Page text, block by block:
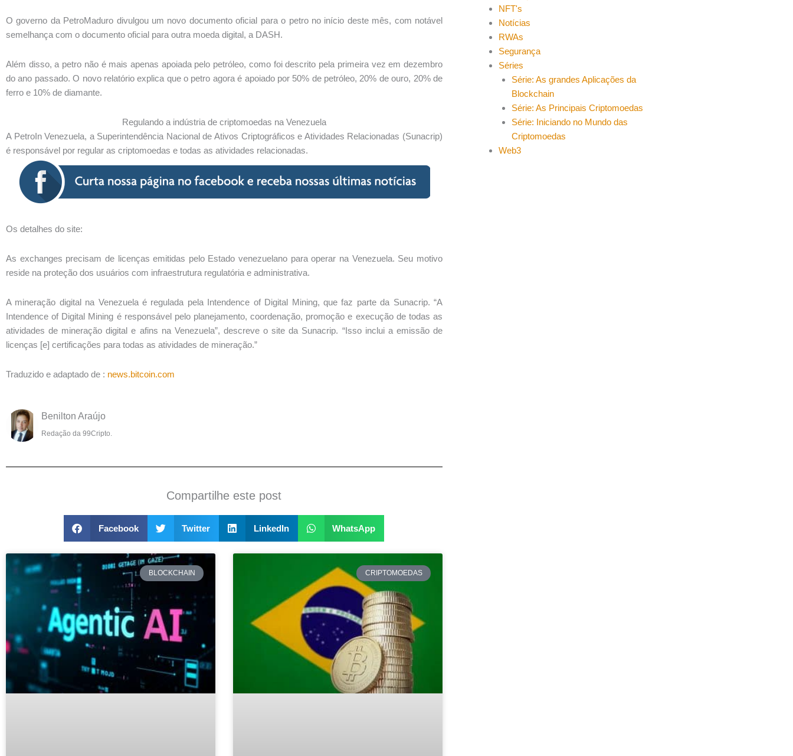
O governo da PetroMaduro divulgou um novo documento oficial para o petro no início deste mês, com notável
semelhança com o documento oficial para outra moeda digital, a DASH.
Além disso, a petro não é mais apenas apoiada pelo petróleo, como foi descrito pela primeira vez em dezembro
do ano passado. O novo relatório explica que o petro agora é apoiado por 50% de petróleo, 20% de ouro, 20% de
ferro e 10% de diamante.
Regulando a indústria de criptomoedas na Venezuela
A PetroIn Venezuela, a Superintendência Nacional de Ativos Criptográficos e Atividades Relacionadas (Sunacrip)
é responsável por regular as criptomoedas e todas as atividades relacionadas.
Os detalhes do site:
As exchanges precisam de licenças emitidas pelo Estado venezuelano para operar na Venezuela. Seu motivo
reside na proteção dos usuários com infraestrutura regulatória e administrativa.
A mineração digital na Venezuela é regulada pela Intendence of Digital Mining, que faz parte da Sunacrip. “A
Intendence of Digital Mining é responsável pelo planejamento, coordenação, promoção e execução de todas as
atividades de mineração digital e afins na Venezuela”, descreve o site da Sunacrip. “Isso inclui a emissão de
licenças [e] certificações para todas as atividades de mineração.”
Traduzido e adaptado de : news.bitcoin.com
Benilton Araújo
Redação da 99Cripto.
Compartilhe este post
Facebook Twitter LinkedIn WhatsApp
BLOCKCHAIN CRIPTOMOEDAS
NFT's
Notícias
RWAs
Segurança
Séries
Série: As grandes Aplicações da
Blockchain
Série: As Principais Criptomoedas
Série: Iniciando no Mundo das
Criptomoedas
Web3